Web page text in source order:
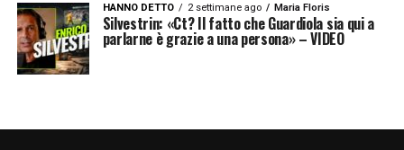
HANNO DETTO 2 settimane ago Maria Floris
Silvestrin: «Ct? Il fatto che Guardiola sia qui a
parlarne è grazie a una persona» – VIDEO